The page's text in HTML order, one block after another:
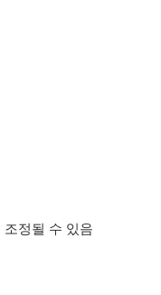
재공고
업 추가 신청 공고
정될 수 있음